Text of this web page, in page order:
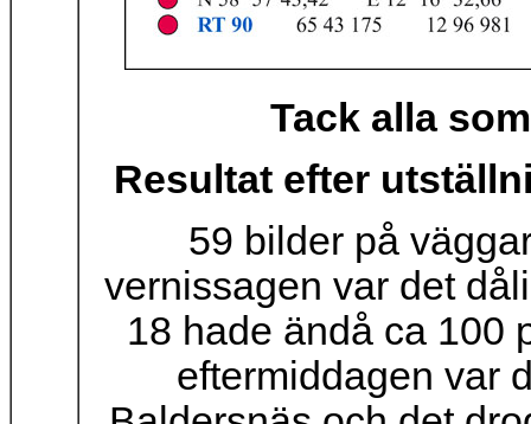
Tack alla
Resultat efter
59 bilder på
vernissagen var det
18 hade ändå ca 100
eftermiddagen var